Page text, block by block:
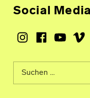
Social Media
Instagram
Facebook
Youtube
Suche nach: